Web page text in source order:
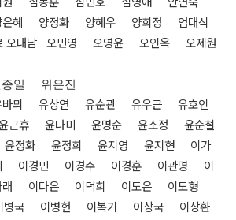
혜 양정화 양혜우 양희정 엄대식
오대남 오민영 오영윤 오인옥 오제원
일 위은진
믜 유상연 유순관 유우근 유호인
근휴 윤나미 윤명순 윤소정 윤순철
정화 윤정희 윤지영 윤지현 이가
이경민 이경수 이경훈 이관명 이
래 이다은 이덕희 이도은 이도형
국 이병헌 이복기 이상국 이상환